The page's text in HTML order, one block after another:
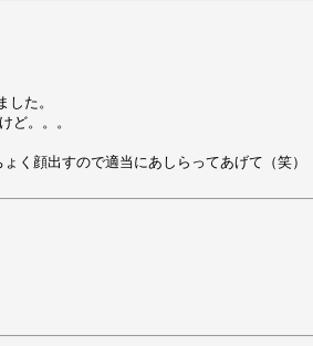
た。
ど。。。
く顔出すので適当にあしらってあげて（笑）